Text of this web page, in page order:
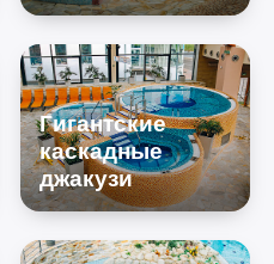
Гигантские
каскадные
джакузи